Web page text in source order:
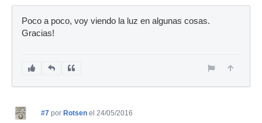
Poco a poco, voy viendo la luz en algunas cosas.
Gracias!
#7 por Rotsen el 24/05/2016